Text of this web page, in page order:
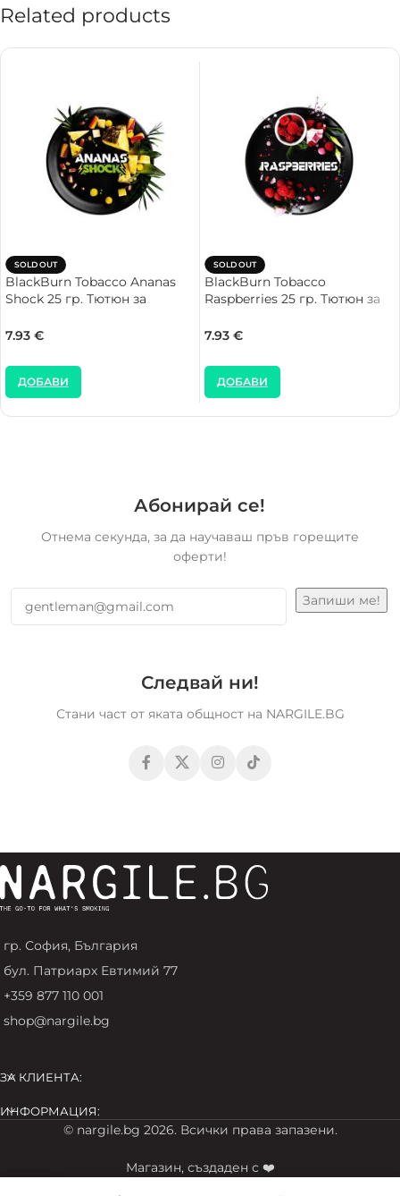
Related products
SOLD OUT
BlackBurn Tobacco Ananas
Shock 25 гр. Тютюн за
7.93 €
ДОБАВИ
SOLD OUT
BlackBurn Tobacco
Raspberries 25 гр. Тютюн за
7.93 €
ДОБАВИ
Абонирай се!
Отнема секунда, за да научаваш пръв горещите
оферти!
Следвай ни!
Стани част от яката общност на NARGILE.BG
гр. София, България
бул. Патриарх Евтимий 77
+359 877 110 001
shop@nargile.bg
ЗА КЛИЕНТА:
ИНФОРМАЦИЯ:
© nargile.bg 2026. Всички права запазени.
Магазин, създаден с ❤️